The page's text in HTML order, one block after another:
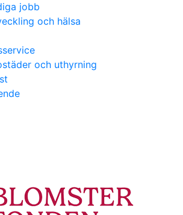
jobb
och hälsa
och uthyrning